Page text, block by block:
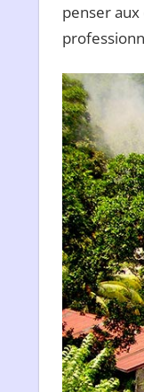
penser aux